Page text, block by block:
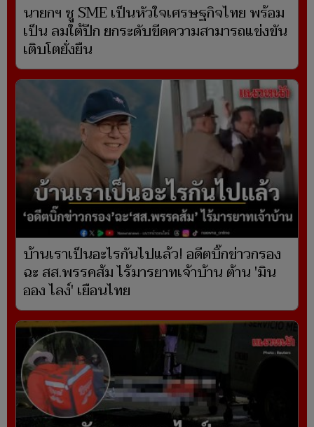
นายกฯ ชู SME เป็นหัวใจเศรษฐกิจไทย พร้อม
เป็น ลมใต้ปีก ยกระดับขีดความสามารถแข่งขัน
เติบโตยั่งยืน
บ้านเราเป็นอะไรกันไปแล้ว! อดีตบิ๊กข่าวกรอง
ฉะ สส.พรรคส้ม ไร้มารยาทเจ้าบ้าน ต้าน 'มิน
ออง ไลง์' เยือนไทย